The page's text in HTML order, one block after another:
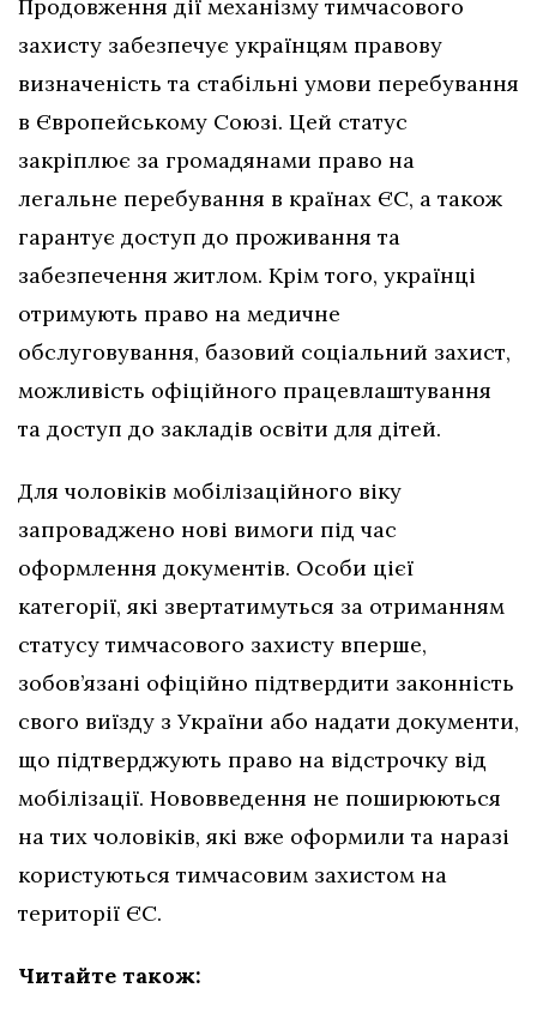
Продовження дії механізму тимчасового
захисту забезпечує українцям правову
визначеність та стабільні умови перебування
в Європейському Союзі. Цей статус
закріплює за громадянами право на
легальне перебування в країнах ЄС, а також
гарантує доступ до проживання та
забезпечення житлом. Крім того, українці
отримують право на медичне
обслуговування, базовий соціальний захист,
можливість офіційного працевлаштування
та доступ до закладів освіти для дітей.
Для чоловіків мобілізаційного віку
запроваджено нові вимоги під час
оформлення документів. Особи цієї
категорії, які звертатимуться за отриманням
статусу тимчасового захисту вперше,
зобов’язані офіційно підтвердити законність
свого виїзду з України або надати документи,
що підтверджують право на відстрочку від
мобілізації. Нововведення не поширюються
на тих чоловіків, які вже оформили та наразі
користуються тимчасовим захистом на
території ЄС.
Читайте також: